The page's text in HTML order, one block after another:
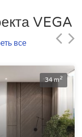
VEGA
все
34 m2